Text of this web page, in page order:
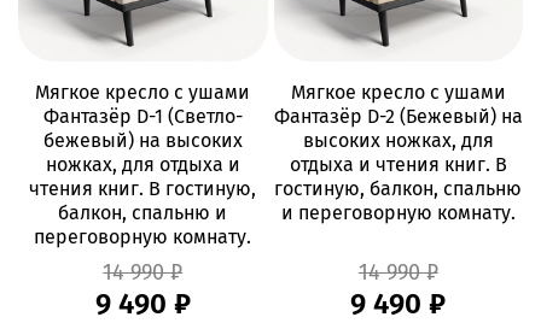
Мягкое кресло с ушами
Фантазёр D-1 (Светло-
бежевый) на высоких
ножках, для отдыха и
чтения книг. В гостиную,
балкон, спальню и
переговорную комнату.
14 990 ₽
9 490 ₽
Мягкое кресло с ушами
Фантазёр D-2 (Бежевый) на
высоких ножках, для
отдыха и чтения книг. В
гостиную, балкон, спальню
и переговорную комнату.
14 990 ₽
9 490 ₽